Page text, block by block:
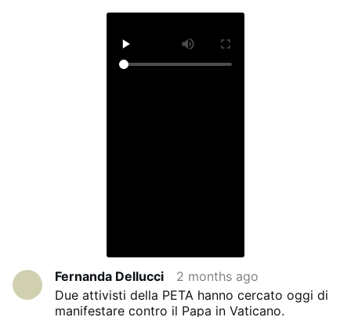
Fernanda Dellucci
2 months ago
Due attivisti della PETA hanno cercato oggi di
manifestare contro il Papa in Vaticano.